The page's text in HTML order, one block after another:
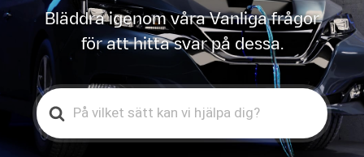
Bläddra igenom våra Vanliga frågor
för att hitta svar på dessa.
Search
For